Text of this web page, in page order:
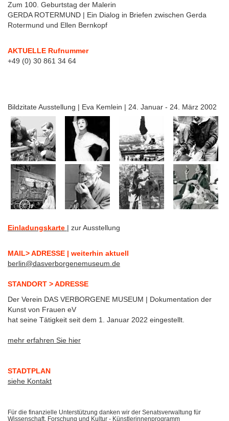
Zum 100. Geburtstag der Malerin
GERDA ROTERMUND | Ein Dialog in Briefen zwischen Gerda
Rotermund und Ellen Bernkopf
AKTUELLE Rufnummer
+49 (0) 30 861 34 64
Bildzitate Ausstellung | Eva Kemlein | 24. Januar - 24. März 2002
Einladungskarte | zur Ausstellung
MAIL> ADRESSE | weiterhin aktuell
berlin@dasverborgenemuseum.de
STANDORT > ADRESSE
Der Verein DAS VERBORGENE MUSEUM | Dokumentation der
Kunst von Frauen eV
hat seine Tätigkeit seit dem 1. Januar 2022 eingestellt.
mehr erfahren Sie hier
STADTPLAN
siehe Kontakt
Für die finanzielle Unterstützung danken wir der Senatsverwaltung für
Wissenschaft, Forschung und Kultur - Künstlerinnenprogramm